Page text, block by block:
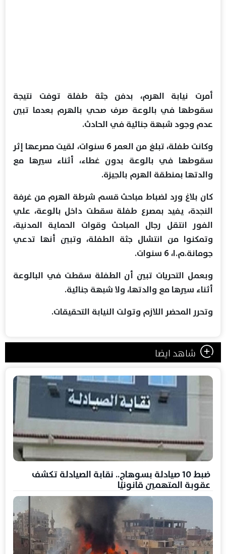
أمرت نيابة الهرم، بدفن جثة طفلة توفت نتيجة
سقوطها في بالوعة صرف صحي بالهرم بعدما تبين
عدم وجود شبهة جنائية في الحادث.
وكانت طفلة، تبلغ من العمر 6 سنوات، لقيت مصرعها إثر
سقوطها في بالوعة بدون غطاء، أثناء سيرها مع
والدتها بمنطقة الهرم بالجيزة.
كان بلاغ ورد لضباط مباحث قسم شرطة الهرم من غرفة
النجدة، يفيد بمصرع طفلة سقطت داخل بالوعة، علي
الفور انتقل رجال المباحث وقوات الحماية المدنية،
وتمكنوا من انتشال جثة الطفلة، وتبين أنها تدعي
جومانة.م.ا، 6 سنوات.
وبعمل التحريات تبين أن الطفلة سقطت في البالوعة
أثناء سيرها مع والدتها، ولا شبهة جنائية.
وتحرر المحضر اللازم وتولت النيابة التحقيقات.
شاهد ايضا
ضبط 10 صيادلة بسوهاج.. نقابة الصيادلة تكشف
عقوبة المتهمين قانونيًا